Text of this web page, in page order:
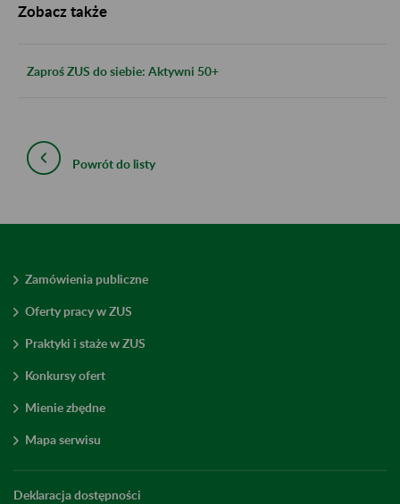
Zobacz także
Zaproś ZUS do siebie: Aktywni 50+
Powrót do listy
Zamówienia publiczne
Oferty pracy w ZUS
Praktyki i staże w ZUS
Konkursy ofert
Mienie zbędne
Mapa serwisu
Deklaracja dostępności